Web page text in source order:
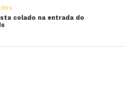
colado na entrada do